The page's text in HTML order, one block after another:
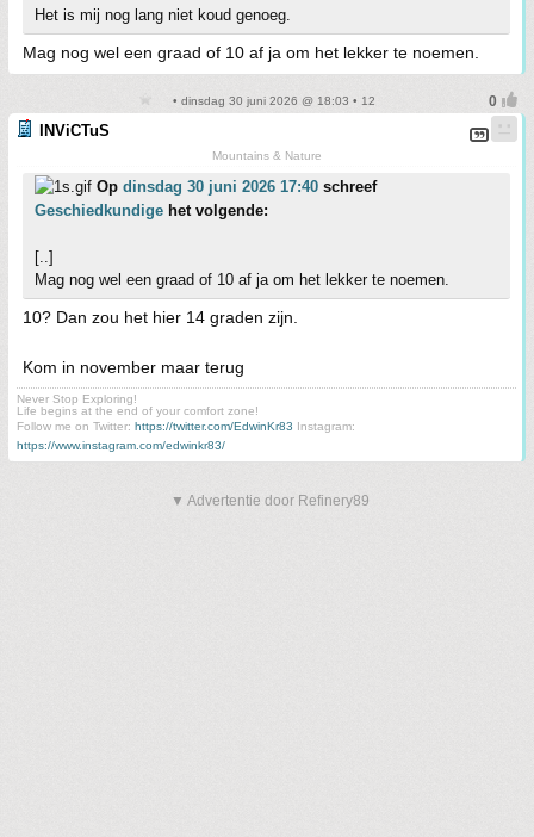
Het is mij nog lang niet koud genoeg.
Mag nog wel een graad of 10 af ja om het lekker te noemen.
• dinsdag 30 juni 2026 @ 18:03 • 12
INViCTuS
Mountains & Nature
Op dinsdag 30 juni 2026 17:40 schreef
Geschiedkundige het volgende:
[..]
Mag nog wel een graad of 10 af ja om het lekker te noemen.
10? Dan zou het hier 14 graden zijn.
Kom in november maar terug
Never Stop Exploring!
Life begins at the end of your comfort zone!
Follow me on Twitter: https://twitter.com/EdwinKr83 Instagram:
https://www.instagram.com/edwinkr83/
▼ Advertentie door Refinery89